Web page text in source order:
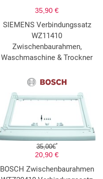
35,90 €
SIEMENS Verbindungssatz
WZ11410
Zwischenbaurahmen,
Waschmaschine & Trockner
35,00€*
20,90 €
BOSCH Zwischenbaurahmen